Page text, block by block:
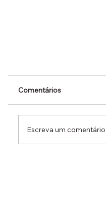
Comentários
Escreva um comentário